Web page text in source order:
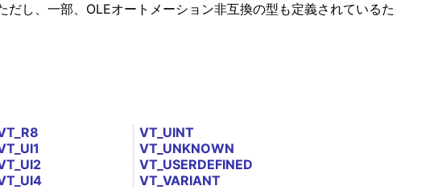
し、一部、OLEオートメーション非互換の型も定義されているた
VT_UINT
VT_UNKNOWN
VT_USERDEFINED
VT_VARIANT